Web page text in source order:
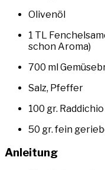
Olivenöl
1 TL
schon Aroma)
700 ml
Salz, Pfeffer
100 gr.
50 gr. fein
Anleitung